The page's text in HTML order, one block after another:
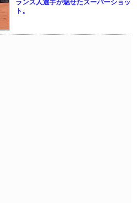
ランス人選手が魅せたスーパーショッ
ト。